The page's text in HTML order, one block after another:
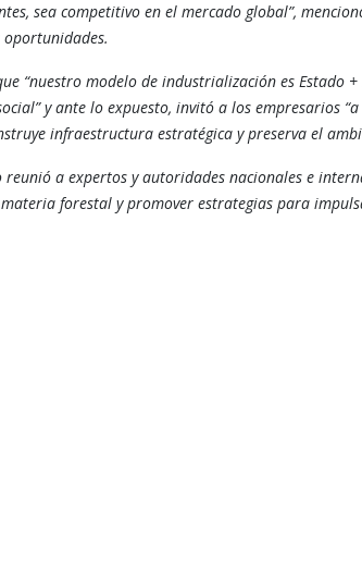
sea competitivo en el mercado global”,
“nuestro modelo de industrialización es Estado
y ante lo expuesto, invitó a los empresarios
infraestructura estratégica y preserva el
reunió a expertos y autoridades nacionales e
forestal y promover estrategias para